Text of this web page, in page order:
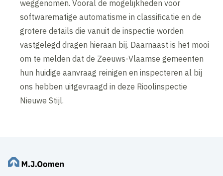
weggenomen. Vooral de mogelijkheden voor
softwarematige automatisme in classificatie en de
grotere details die vanuit de inspectie worden
vastgelegd dragen hieraan bij. Daarnaast is het mooi
om te melden dat de Zeeuws-Vlaamse gemeenten
hun huidige aanvraag reinigen en inspecteren al bij
ons hebben uitgevraagd in deze Rioolinspectie
Nieuwe Stijl.